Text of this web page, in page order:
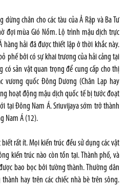
chân cho các tàu của Ả Rập và Ba Tư
đợi mùa Gió Nồm. Lộ trình mậu dịch trực
hàng hải đã được thiết lập ở thời khắc này.
phế bởi có sự khai trương của hải cảng tại
có sản vật quan trọng để cung cấp cho thị
vương quốc Đông Dương (Chân Lạp hay
hoạt động mậu dịch quốc tế bị tước đoạt
tại Đông Nam Á. Sriuvijaya sớm trở thành
Nam Á (12).
rất ít. Mọi kiến trúc đều sử dụng các vật
kiến trúc nào còn tồn tại. Thành phố, và
bao bọc bởi tường thành. Thường dân
hay trên các chiếc nhà bè trên sông.